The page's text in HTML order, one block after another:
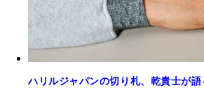
ハリルジャパンの切り札、乾貴士が